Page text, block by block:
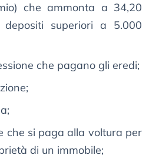
che ammonta a 34,20
depositi superiori a 5.000
che pagano gli eredi;
che si paga alla voltura per
di un immobile;